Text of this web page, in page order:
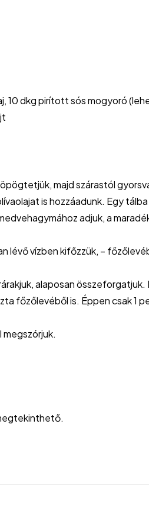
10 dkg pirított sós mogyoró
majd szárastól
is hozzáadunk. Egy
adjuk, a
lévő vízben kifőzzük, –
alaposan összeforgatjuk.
főzőlevéből is. Éppen csak 1